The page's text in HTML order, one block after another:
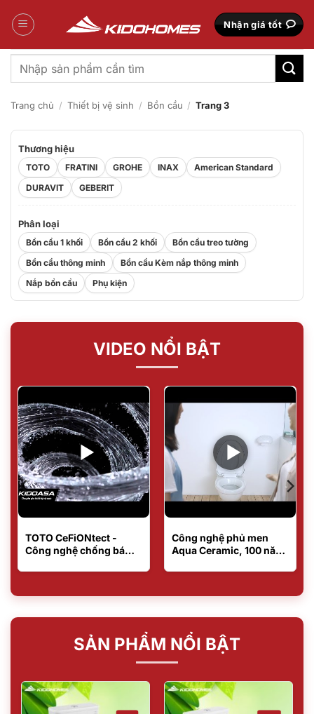
qua
Nhận giá tốt
Tìm
kiếm:
Trang chủ / Thiết bị vệ sinh / Bồn cầu / Trang 3
Thương hiệu
TOTO FRATINI GROHE INAX
American Standard
DURAVIT
GEBERIT
Phân loại
Bồn cầu 1 khối Bồn cầu 2 khối
Bồn cầu treo tường
Bồn cầu thông minh
Bồn cầu Kèm nắp thông minh
Nắp bồn cầu
Phụ kiện
VIDEO NỔI BẬT
TOTO CeFiONtect -
Công nghệ chống bám
Công nghệ phủ men
Aqua Ceramic, 100 năm
SẢN PHẨM NỔI BẬT